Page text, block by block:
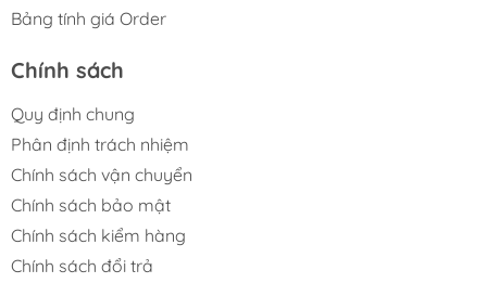
Bảng tính giá Order
Chính sách
Quy định chung
Phân định trách nhiệm
Chính sách vận chuyển
Chính sách bảo mật
Chính sách kiểm hàng
Chính sách đổi trả